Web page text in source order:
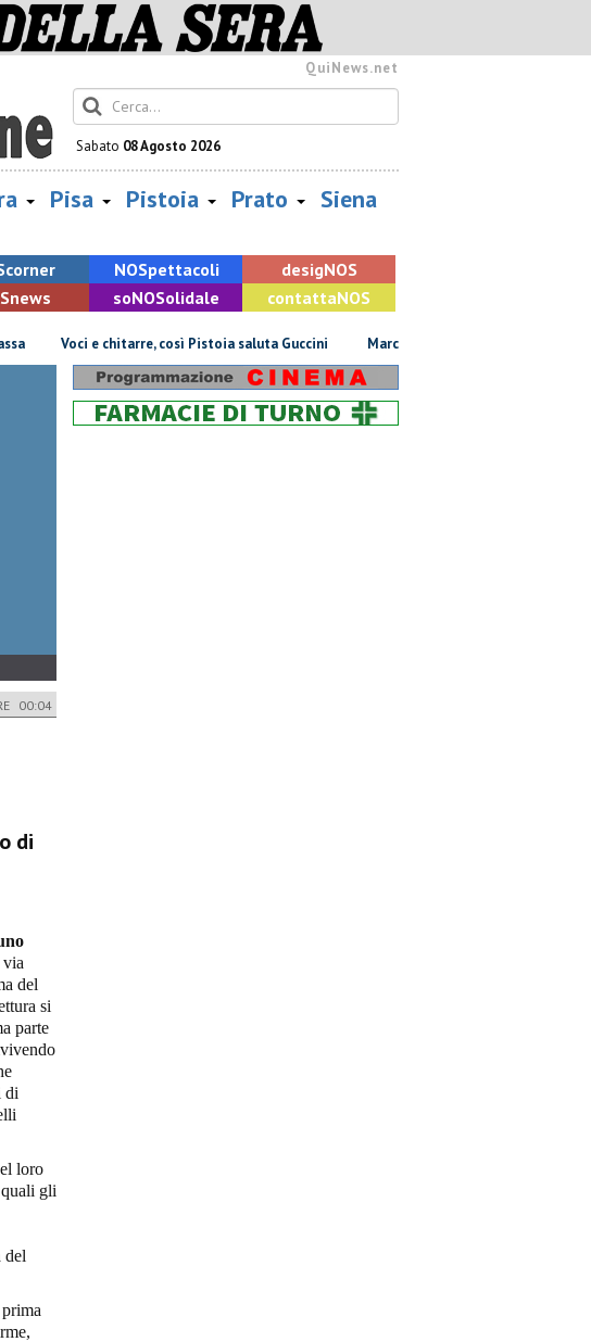
QuiNews.net
Sabato 08 Agosto 2026
Pisa Pistoia Prato Siena
corner NOSpettacoli desigNOS
news soNOSolidale contattaNOS
Voci e chitarre, così Pistoia saluta Guccini Marchi contraffatti, maxi sequestro di
00:04
di
del
si
parte
di
loro
gli
del